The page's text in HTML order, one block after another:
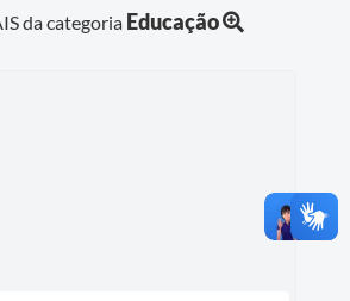
da categoria Educação